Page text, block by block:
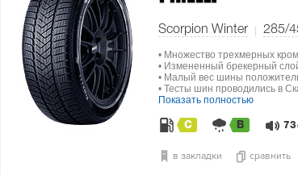
Scorpion Winter 285/
• Множество трехмерных
• Измененный брекерный
• Малый вес шины
• Тесты шин проводились в
Показать полностью
C B 73
в закладки сравнить